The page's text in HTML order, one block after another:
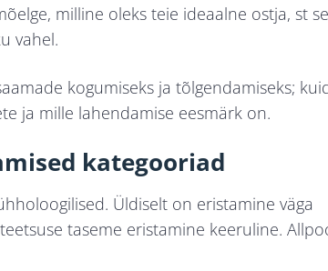
milline oleks teie ideaalne ostja, st
vahel.
kogumiseks ja tõlgendamiseks;
ja mille lahendamise eesmärk on.
kategooriad
Üldiselt on eristamine väga
taseme eristamine keeruline.